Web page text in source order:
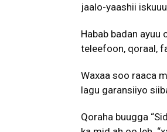
jaalo-yaashii
Habab badan
teleefoon, qoraal,
Waxaa soo raaca
lagu garansiiyo
Qoraha buugga